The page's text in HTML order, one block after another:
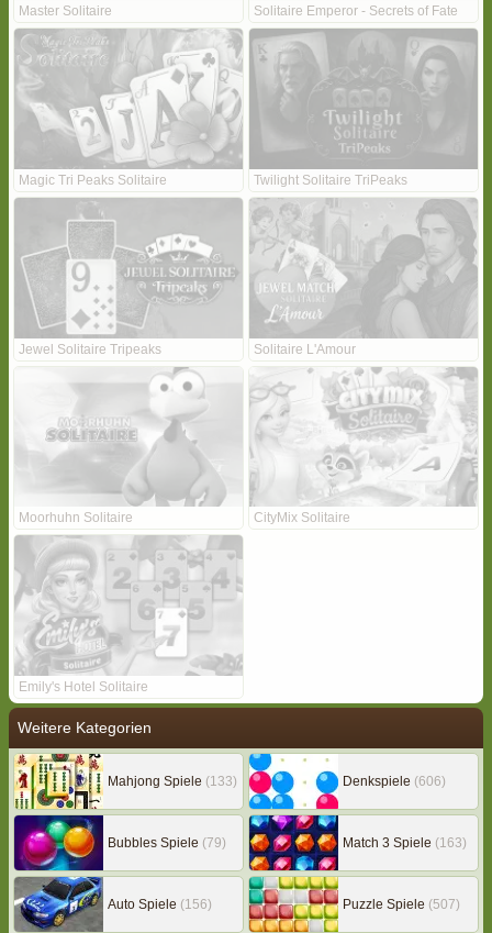
Master Solitaire Solitaire Emperor - Secrets of Fate
Magic Tri Peaks Solitaire Twilight Solitaire TriPeaks
Jewel Solitaire Tripeaks Solitaire L'Amour
Moorhuhn Solitaire CityMix Solitaire
Emily's Hotel Solitaire
Weitere Kategorien
Mahjong Spiele (133) Denkspiele (606)
Bubbles Spiele (79) Match 3 Spiele (163)
Auto Spiele (156) Puzzle Spiele (507)